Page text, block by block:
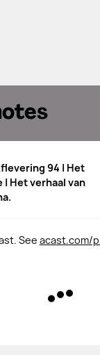
94 | Het
Het verhaal van
See acast.com/